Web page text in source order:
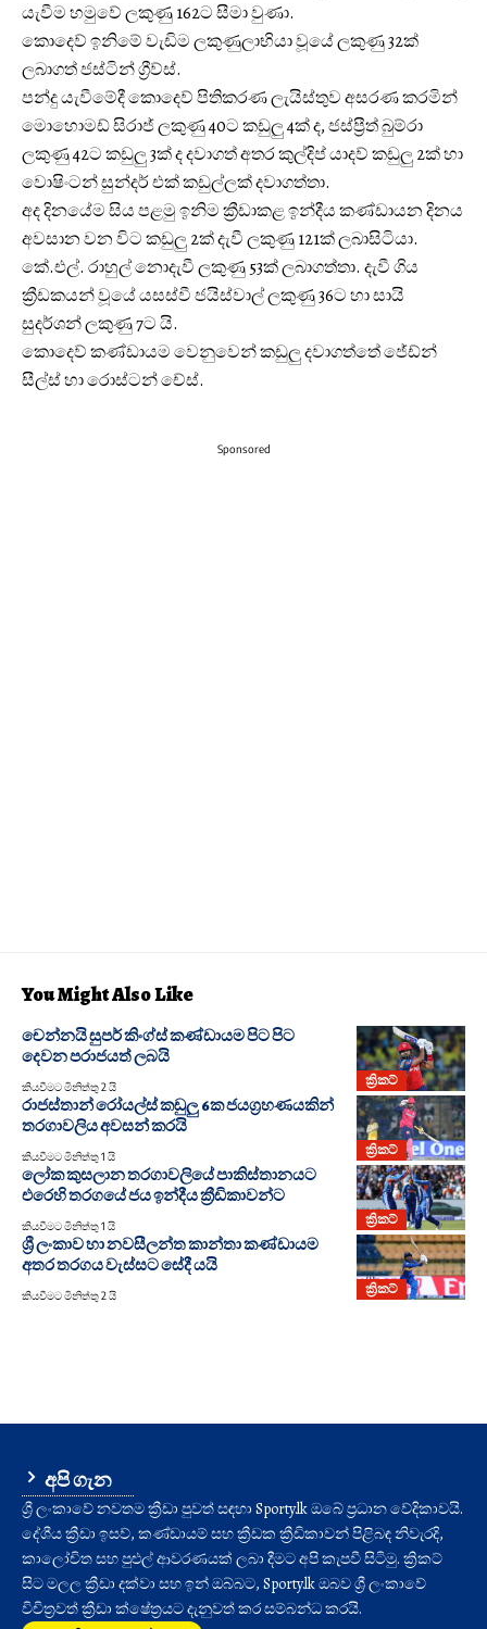
යැවීම හමුවේ ලකුණු 162ට සීමා වුණා.
කොදෙව් ඉනිමේ වැඩිම ලකුණුලාභියා වූයේ ලකුණු 32ක්
ලබාගත් ජස්ටින් ග්‍රීව්ස්.
පන්දු යැවීමේදී කොදෙව් පිතිකරණ ලැයිස්තුව අසරණ කරමින්
මොහොමඩ් සිරාජ් ලකුණු 40ට කඩුලු 4ක් ද, ජස්ප්‍රීත් බුම්රා
ලකුණු 42ට කඩුලු 3ක් ද දවාගත් අතර කුල්දිප් යාදව් කඩුලු 2ක් හා
වොෂිංටන් සුන්දර් එක් කඩුල්ලක් දවාගත්තා.
අද දිනයේම සිය පළමු ඉනිම ක්‍රීඩාකළ ඉන්දීය කණ්ඩායන දිනය
අවසාන වන විට කඩුලු 2ක් දැවී ලකුණු 121ක් ලබාසිටියා.
කේ.එල්. රාහුල් නොදැවී ලකුණු 53ක් ලබාගත්තා. දැවී ගිය
ක්‍රීඩකයන් වූයේ යසස්වී ජයිස්වාල් ලකුණු 36ට හා සායි
සුදර්ශන් ලකුණු 7ට යි.
කොදෙව් කණ්ඩායම වෙනුවෙන් කඩුලු දවාගත්තේ ජේඩ්න්
සීල්ස් හා රොස්ටන් චේස්.
Sponsored
You Might Also Like
ක්‍රිකට්
චෙන්නයි සුපර් කිංග්ස් කණ්ඩායම පිට පිට
දෙවන පරාජයත් ලබයි
කියවීමට මිනිත්තු 2 යි
ක්‍රිකට්
රාජස්තාන් රෝයල්ස් කඩුලු 6ක ජයග්‍රහණයකින්
තරගාවලිය අවසන් කරයි
කියවීමට මිනිත්තු 1 යි
ක්‍රිකට්
ලෝක කුසලාන තරගාවලියේ පාකිස්තානයට
එරෙහි තරගයේ ජය ඉන්දීය ක්‍රීඩිකාවන්ට
කියවීමට මිනිත්තු 1 යි
ක්‍රිකට්
ශ්‍රී ලංකාව හා නවසීලන්ත කාන්තා කණ්ඩායම
අතර තරගය වැස්සට සේදී යයි
කියවීමට මිනිත්තු 2 යි
අපි ගැන
ශ්‍රී ලංකාවේ නවතම ක්‍රීඩා පුවත් සඳහා Sporty.lk ඔබේ ප්‍රධාන වේදිකාවයි.
දේශීය ක්‍රීඩා ඉසව්, කණ්ඩායම් සහ ක්‍රීඩක ක්‍රීඩිකාවන් පිළිබඳ නිවැරදි,
කාලෝචිත සහ පුළුල් ආවරණයක් ලබා දීමට අපි කැපවී සිටිමු. ක්‍රිකට්
සිට මලල ක්‍රීඩා දක්වා සහ ඉන් ඔබ්බට, Sporty.lk ඔබව ශ්‍රී ලංකාවේ
විචිත්‍රවත් ක්‍රීඩා ක්ෂේත්‍රයට දැනුවත් කර සම්බන්ධ කරයි.